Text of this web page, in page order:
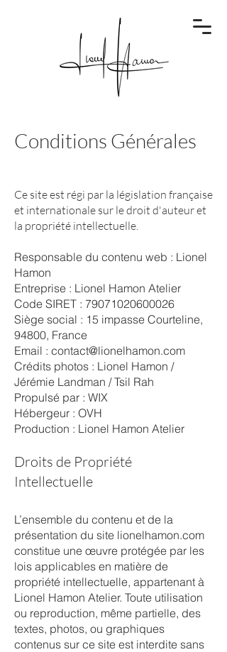
Conditions Générales
Ce site est régi par la législation française
et internationale sur le droit d'auteur et
la propriété intellectuelle.
Responsable du contenu web : Lionel
Hamon
Entreprise : Lionel Hamon Atelier
Code SIRET : 79071020600026
Siège social : 15 impasse Courteline,
94800, France
Email : contact@lionelhamon.com
Crédits photos : Lionel Hamon /
Jérémie Landman / Tsil Rah
Propulsé par : WIX
Hébergeur : OVH
​Production : Lionel Hamon Atelier
Droits de Propriété
Intellectuelle
L’ensemble du contenu et de la
présentation du site lionelhamon.com
constitue une œuvre protégée par les
lois applicables en matière de
propriété intellectuelle, appartenant à
Lionel Hamon Atelier. Toute utilisation
ou reproduction, même partielle, des
textes, photos, ou graphiques
contenus sur ce site est interdite sans